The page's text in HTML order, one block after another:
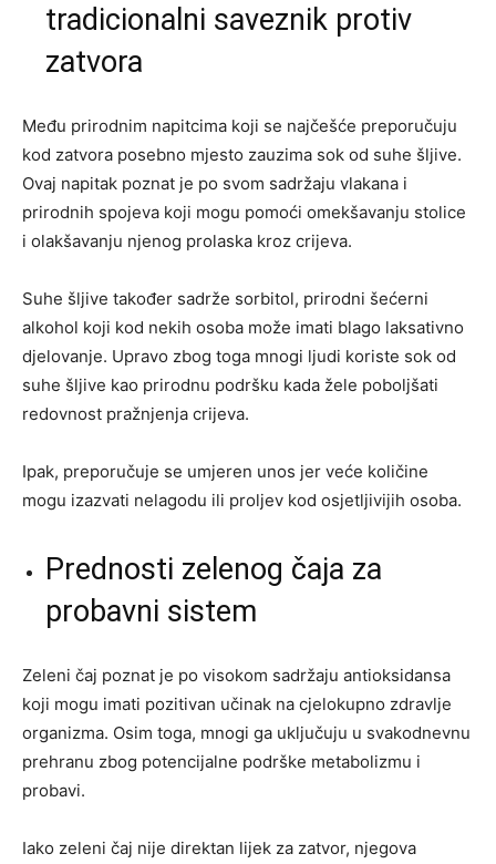
tradicionalni saveznik protiv
zatvora
Među prirodnim napitcima koji se najčešće preporučuju
kod zatvora posebno mjesto zauzima sok od suhe šljive.
Ovaj napitak poznat je po svom sadržaju vlakana i
prirodnih spojeva koji mogu pomoći omekšavanju stolice
i olakšavanju njenog prolaska kroz crijeva.
Suhe šljive također sadrže sorbitol, prirodni šećerni
alkohol koji kod nekih osoba može imati blago laksativno
djelovanje. Upravo zbog toga mnogi ljudi koriste sok od
suhe šljive kao prirodnu podršku kada žele poboljšati
redovnost pražnjenja crijeva.
Ipak, preporučuje se umjeren unos jer veće količine
mogu izazvati nelagodu ili proljev kod osjetljivijih osoba.
Prednosti zelenog čaja za
probavni sistem
Zeleni čaj poznat je po visokom sadržaju antioksidansa
koji mogu imati pozitivan učinak na cjelokupno zdravlje
organizma. Osim toga, mnogi ga uključuju u svakodnevnu
prehranu zbog potencijalne podrške metabolizmu i
probavi.
Iako zeleni čaj nije direktan lijek za zatvor, njegova